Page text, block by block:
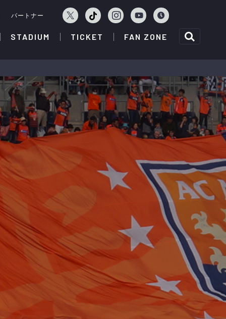
パートナー
STADIUM TICKET FAN ZONE